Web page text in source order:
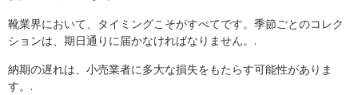
靴業界において、タイミングこそがすべてです。季節ごとのコレク
ションは、期日通りに届かなければなりません。.
納期の遅れは、小売業者に多大な損失をもたらす可能性がありま
す。.